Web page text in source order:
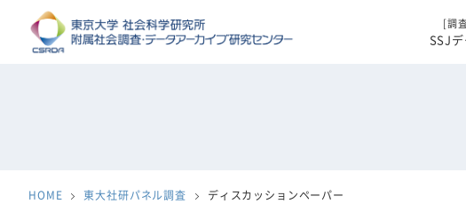
[調
SSJ
HOME 東大社研パネル調査 ディスカッションペーパー